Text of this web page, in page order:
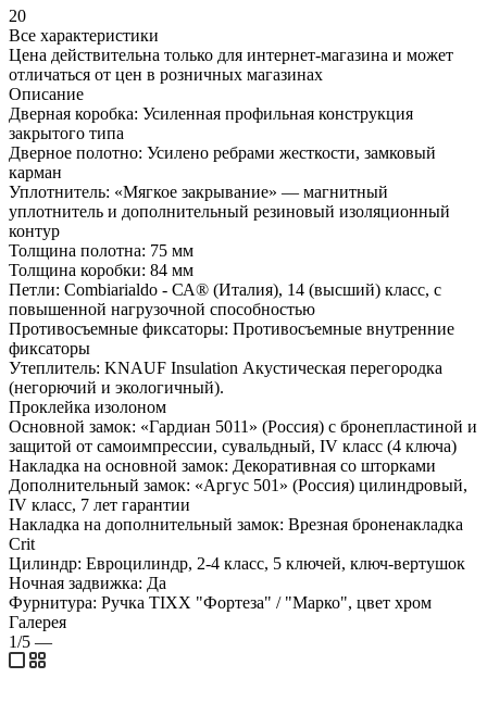
20
Все характеристики
Цена действительна только для интернет-магазина и может
отличаться от цен в розничных магазинах
Описание
Дверная коробка: Усиленная профильная конструкция
закрытого типа
Дверное полотно: Усилено ребрами жесткости, замковый
карман
Уплотнитель: «Мягкое закрывание» — магнитный
уплотнитель и дополнительный резиновый изоляционный
контур
Толщина полотна: 75 мм
Толщина коробки: 84 мм
Петли: Сombiarialdo - СА® (Италия), 14 (высший) класс, с
повышенной нагрузочной способностью
Противосъемные фиксаторы: Противосъемные внутренние
фиксаторы
Утеплитель: KNAUF Insulation Акустическая перегородка
(негорючий и экологичный).
Проклейка изолоном
Основной замок: «Гардиан 5011» (Россия) с бронепластиной и
защитой от самоимпрессии, сувальдный, IV класс (4 ключа)
Накладка на основной замок: Декоративная со шторками
Дополнительный замок: «Аргус 501» (Россия) цилиндровый,
IV класс, 7 лет гарантии
Накладка на дополнительный замок: Врезная броненакладка
Crit
Цилиндр: Евроцилиндр, 2-4 класс, 5 ключей, ключ-вертушок
Ночная задвижка: Да
Фурнитура: Ручка TIXX "Фортеза" / "Марко", цвет хром
Галерея
1/5 —